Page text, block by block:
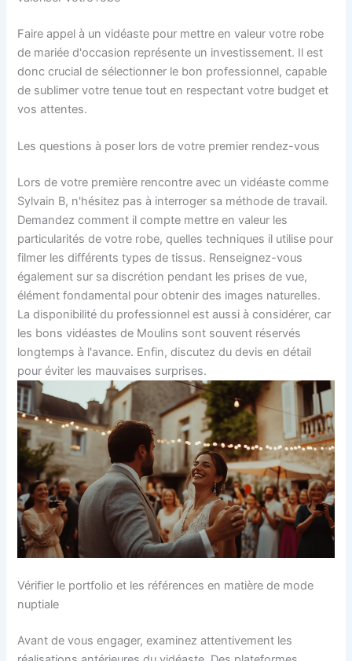
Faire appel à un vidéaste pour mettre en valeur votre robe
de mariée d'occasion représente un investissement. Il est
donc crucial de sélectionner le bon professionnel, capable
de sublimer votre tenue tout en respectant votre budget et
vos attentes.
Les questions à poser lors de votre premier rendez-vous
Lors de votre première rencontre avec un vidéaste comme
Sylvain B, n'hésitez pas à interroger sa méthode de travail.
Demandez comment il compte mettre en valeur les
particularités de votre robe, quelles techniques il utilise pour
filmer les différents types de tissus. Renseignez-vous
également sur sa discrétion pendant les prises de vue,
élément fondamental pour obtenir des images naturelles.
La disponibilité du professionnel est aussi à considérer, car
les bons vidéastes de Moulins sont souvent réservés
longtemps à l'avance. Enfin, discutez du devis en détail
pour éviter les mauvaises surprises.
Vérifier le portfolio et les références en matière de mode
nuptiale
Avant de vous engager, examinez attentivement les